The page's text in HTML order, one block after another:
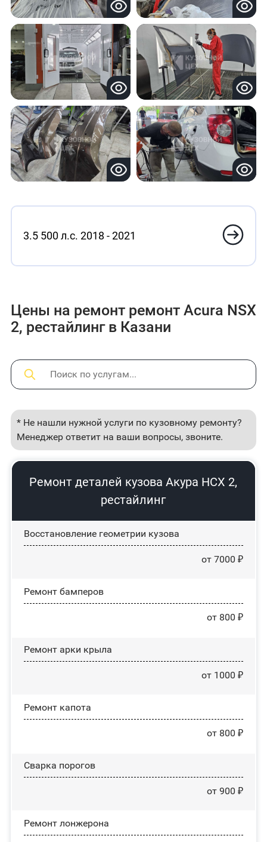
3.5 500 л.с. 2018 - 2021
Цены на ремонт ремонт Acura NSX
2, рестайлинг в Казани
* Не нашли нужной услуги по кузовному ремонту?
Менеджер ответит на ваши вопросы, звоните.
Ремонт деталей кузова Акура НСХ 2,
рестайлинг
Восстановление геометрии кузова
от 7000 ₽
Ремонт бамперов
от 800 ₽
Ремонт арки крыла
от 1000 ₽
Ремонт капота
от 800 ₽
Сварка порогов
от 900 ₽
Ремонт лонжерона